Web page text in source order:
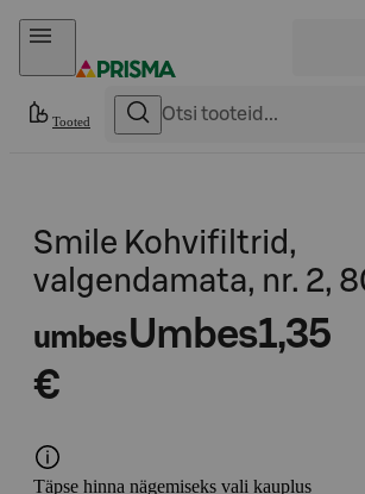
Otse sisu juurde
Tooted
Smile Kohvifiltrid,
valgendamata, nr. 2,
umbesUmbes1,35
€
Täpse hinna nägemiseks vali kauplus